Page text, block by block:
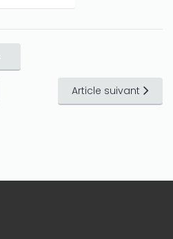
Article suivant